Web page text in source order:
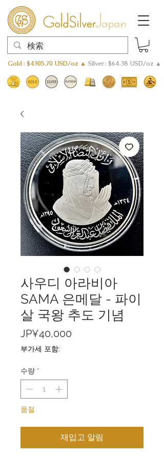
Gold : $4305.70 USD/oz ▲ Silver : $64.38 USD/oz ▲
사우디 아라비아
SAMA 은메달 - 파이
살 국왕 추도 기념
JP¥40,000
부가세 포함:
수량 *
품절
재입고 알림